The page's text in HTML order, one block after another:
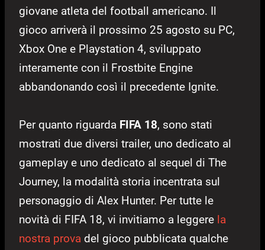
giovane atleta del football americano. Il
gioco arriverà il prossimo 25 agosto su PC,
Xbox One e Playstation 4, sviluppato
interamente con il Frostbite Engine
abbandonando così il precedente Ignite.
Per quanto riguarda FIFA 18, sono stati
mostrati due diversi trailer, uno dedicato al
gameplay e uno dedicato al sequel di The
Journey, la modalità storia incentrata sul
personaggio di Alex Hunter. Per tutte le
novità di FIFA 18, vi invitiamo a leggere la
nostra prova del gioco pubblicata qualche